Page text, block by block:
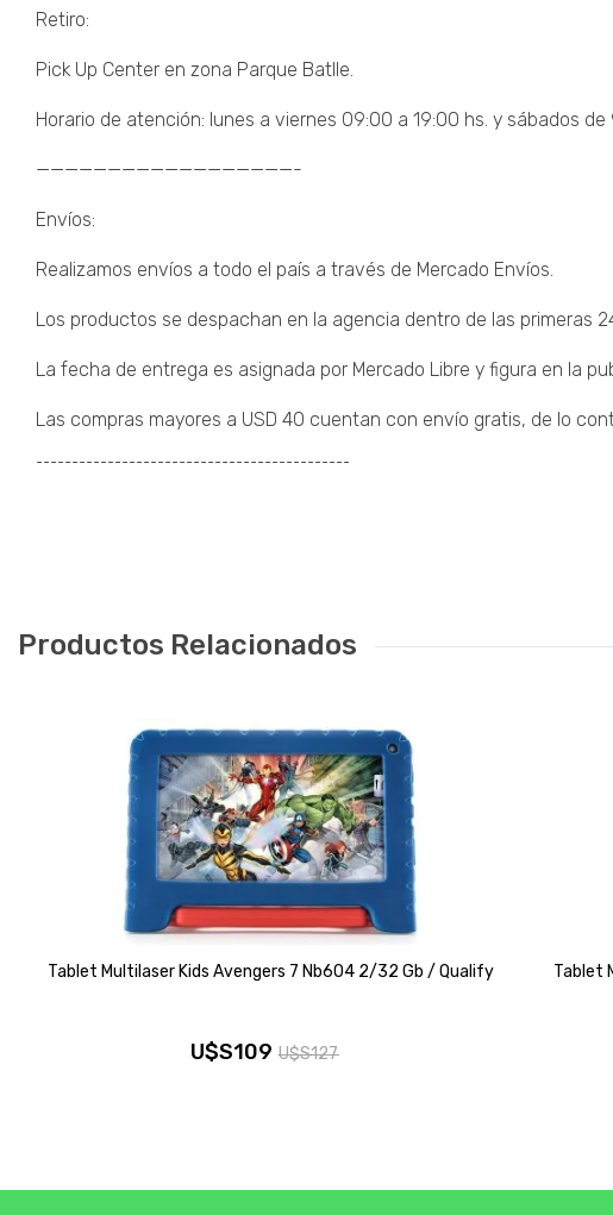
Retiro:
Pick Up Center en zona Parque Batlle.
Horario de atención: lunes a viernes 09:00 a 19:00 hs. y sábados de
——————————————————-
Envíos:
Realizamos envíos a todo el país a través de Mercado Envíos.
Los productos se despachan en la agencia dentro de las primeras
La fecha de entrega es asignada por Mercado Libre y figura en la
Las compras mayores a USD 40 cuentan con envío gratis, de lo
¯¯¯¯¯¯¯¯¯¯¯¯¯¯¯¯¯¯¯¯¯¯¯¯¯¯¯¯¯¯¯¯¯¯¯¯¯¯¯¯¯¯¯¯
Productos Relacionados
Tablet Multilaser Kids Avengers 7 Nb604 2/32 Gb / Qualify
U$S127
U$S109
Tablet